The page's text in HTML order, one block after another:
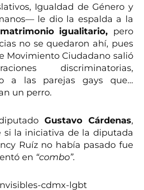
Igualdad de Género y
le dio la espalda a la
matrimonio igualitario, pero
no se quedaron ahí, pues
Movimiento Ciudadano salió
discriminatorias,
a las parejas gays que…
un perro.
Gustavo Cárdenas,
si la iniciativa de la diputada
Ruíz no había pasado fue
en “combo”.